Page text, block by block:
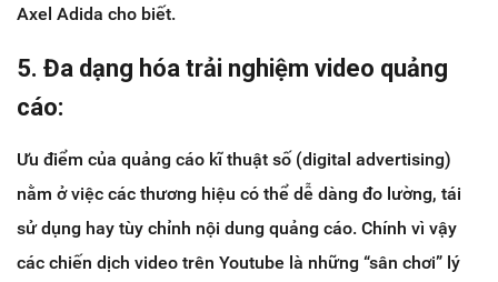
Axel Adida cho biết.
5. Đa dạng hóa trải nghiệm video quảng
cáo:
Ưu điểm của quảng cáo kĩ thuật số (digital advertising)
nằm ở việc các thương hiệu có thể dễ dàng đo lường, tái
sử dụng hay tùy chỉnh nội dung quảng cáo. Chính vì vậy
các chiến dịch video trên Youtube là những “sân chơi” lý